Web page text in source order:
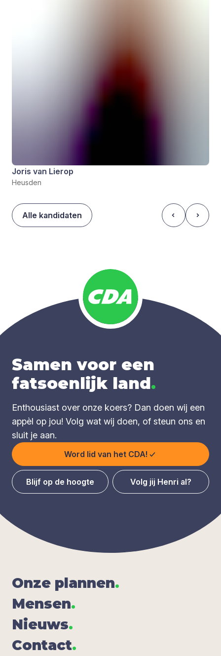
Joris van Lierop
Heusden
Alle kandidaten
Samen voor een
fatsoenlijk land.
Enthousiast over onze koers? Dan doen wij een
appèl op jou! Volg wat wij doen, of steun ons en
sluit je aan.
Word lid van het CDA!
Blijf op de hoogte Volg jij Henri al?
Onze plan­nen.
Men­sen.
Nieuws.
Con­tact.